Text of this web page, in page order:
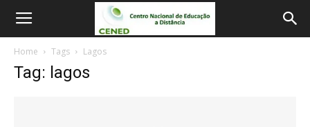
Home Tags Lagos
Tag: lagos